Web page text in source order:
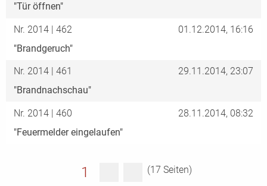
"Tür öffnen"
Nr. 2014 | 462
"Brandgeruch"
01.12.2014, 16:16
Nr. 2014 | 461
"Brandnachschau"
29.11.2014, 23:07
Nr. 2014 | 460
"Feuermelder eingelaufen"
28.11.2014, 08:32
1 (17 Seiten)